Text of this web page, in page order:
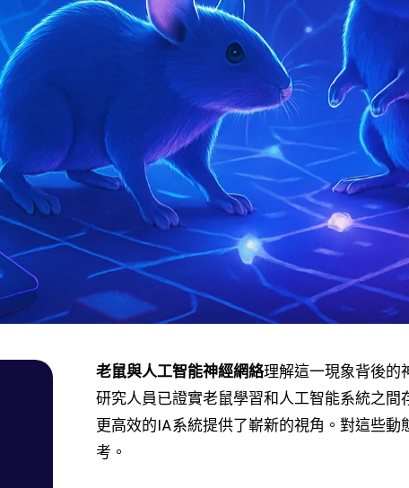
老鼠與人工智能神經網絡理解這一現象背後的
研究人員已證實老鼠學習和人工智能系統之
更高效的IA系統提供了嶄新的視角。對這些
考。